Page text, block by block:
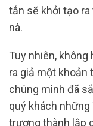
tắn sẽ khởi tạo
nà.
Tuy nhiên, không
ra giả một khoản
chúng mình đã
quý khách những
trương thành lập